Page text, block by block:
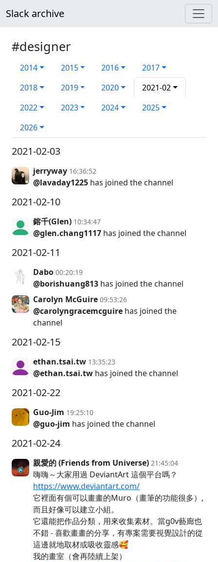
Slack archive
#designer
2014 2015 2016
2017
2018
2019 2020
2021-02
2022
2023 2024
2025
2026
2021-02-03
jerryway 16:36:52
@lavaday1225 has joined the channel
2021-02-10
鎔千(Glen) 10:34:47
@glen.chang1117 has joined the channel
2021-02-11
Dabo 00:20:19
@borishuang813 has joined the channel
Carolyn McGuire 09:53:26
@carolyngracemcguire has joined the
channel
2021-02-15
ethan.tsai.tw 13:35:23
@ethan.tsai.tw has joined the channel
2021-02-22
Guo-Jim 19:25:10
@guo-jim has joined the channel
2021-02-24
親愛的 (Friends from Universe) 21:45:04
嗨嗨～大家用過 DeviantArt 這個平台嗎？
https://www.deviantart.com/
它裡面有個可以畫畫的Muro（畫筆的功能很多）,
而且好像可以建立小組。
它還能把作品分類，用來收集素材。當g0v藝廊也
不錯 - 喜歡畫畫的分享，有專案需要視覺設計的從
這邊就地取材或吸收靈感🥰
我的畫室（會再陸續上架）